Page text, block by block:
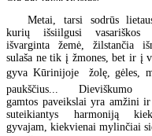
Metai, tarsi sodrūs
kurių išsiilgusi vasariškos
išvarginta žemė, žilstančia
sulaša ne tik į žmones, bet ir į
gyva Kūrinijoje  žolę, gėles,
paukščius... Dieviškumo
gamtos paveikslai yra amžini
suteikiantys harmoniją
gyvajam, kiekvienai mylinčiai